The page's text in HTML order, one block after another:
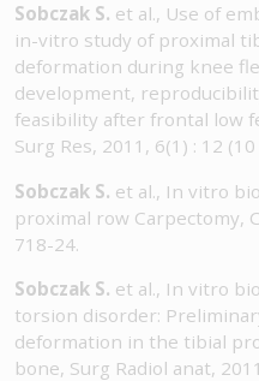
Sobczak S. et al., Use of
in-vitro study of proximal
deformation during knee
development,
feasibility after frontal low
Surg Res, 2011, 6(1) : 12
Sobczak S. et al., In vitro
proximal row Carpectomy,
718-24.
Sobczak S. et al., In vitro
torsion disorder:
deformation in the tibial
bone, Surg Radiol anat,